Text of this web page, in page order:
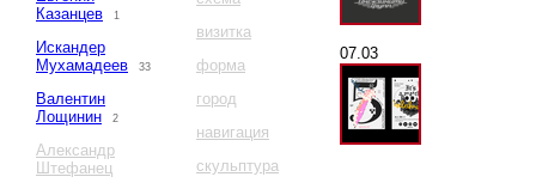
Казанцев
1
Искандер
Мухамадеев
33
Валентин
Лощинин
2
Александр
Штефанец
визитка
форма
город
навигация
скульптура
07.03